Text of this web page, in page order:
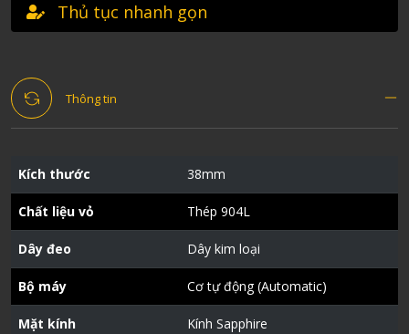
Thủ tục nhanh gọn
Thông tin
Kích thước 38mm
Chất liệu vỏ Thép 904L
Dây đeo Dây kim loại
Bộ máy Cơ tự động (Automatic)
Mặt kính Kính Sapphire